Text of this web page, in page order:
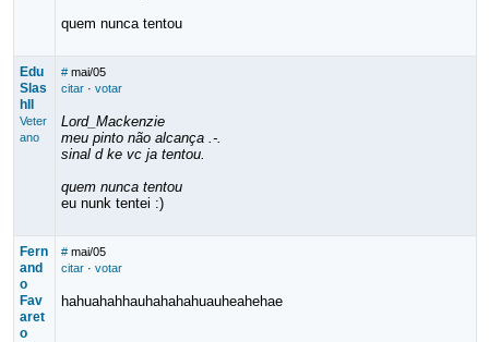
quem nunca tentou
Edu
Slas
hII
Veter
ano
# mai/05
citar· votar
Lord_Mackenzie
meu pinto não alcança .-.
sinal d ke vc ja tentou.
quem nunca tentou
eu nunk tentei :)
Fern
and
o
Fav
aret
o
# mai/05
citar· votar
hahuahahhauhahahahuauheahehae